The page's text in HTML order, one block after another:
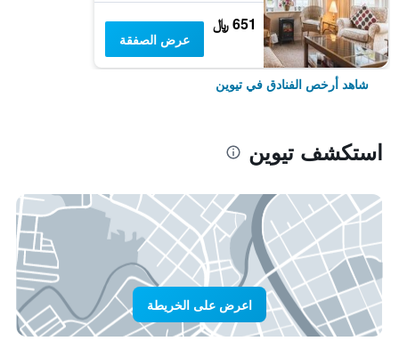
651 ﷼
عرض الصفقة
شاهد أرخص الفنادق في تيوين
استكشف تيوين
اعرض على الخريطة